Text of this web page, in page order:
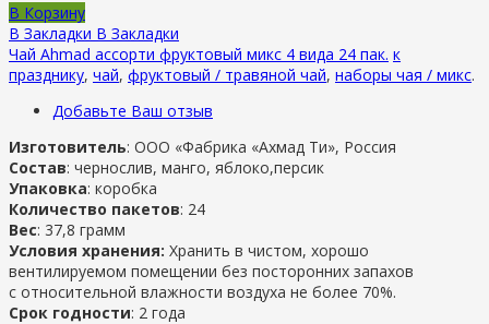
В Корзину
В Закладки В Закладки
Чай Ahmad ассорти фруктовый микс 4 вида 24 пак. к
празднику, чай, фруктовый / травяной чай, наборы чая / микс.
Добавьте Ваш отзыв
Изготовитель: ООО «Фабрика «Ахмад Ти», Россия
Состав: чернослив, манго, яблоко,персик
Упаковка: коробка
Количество пакетов: 24
Вес: 37,8 грамм
Условия хранения: Хранить в чистом, хорошо
вентилируемом помещении без посторонних запахов
с относительной влажности воздуха не более 70%.
Срок годности: 2 года